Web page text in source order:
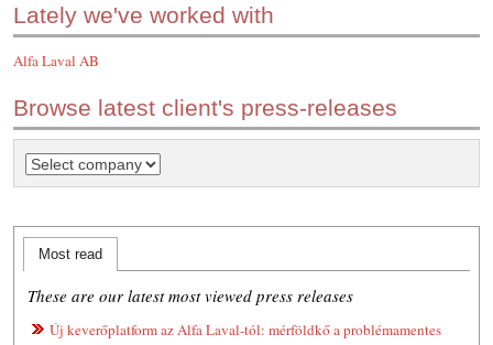
Lately we've worked with
Alfa Laval AB
Browse latest client's press-releases
Most read
These are our latest most viewed press releases
Új keverőplatform az Alfa Laval-tól: mérföldkő a problémamentes